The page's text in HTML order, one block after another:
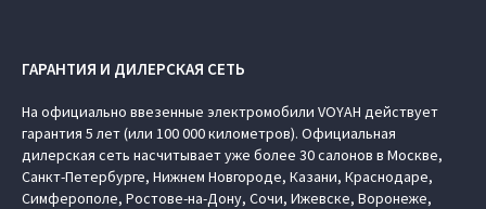
ГАРАНТИЯ И ДИЛЕРСКАЯ СЕТЬ
На официально ввезенные электромобили VOYAH действует
гарантия 5 лет (или 100 000 километров). Официальная
дилерская сеть насчитывает уже более 30 салонов в Москве,
Санкт-Петербурге, Нижнем Новгороде, Казани, Краснодаре,
Симферополе, Ростове-на-Дону, Сочи, Ижевске, Воронеже,